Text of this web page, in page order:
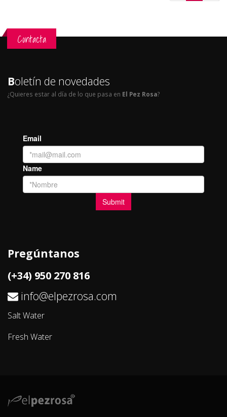
Contacta
Boletín de novedades
¿Quieres estar al día de lo que pasa en El Pez Rosa?
Pregúntanos
(+34) 950 270 816
info@elpezrosa.com
Salt Water
Fresh Water